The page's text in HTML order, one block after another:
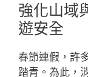
強化山域
遊安全
春節連假，許
踏青。為此，